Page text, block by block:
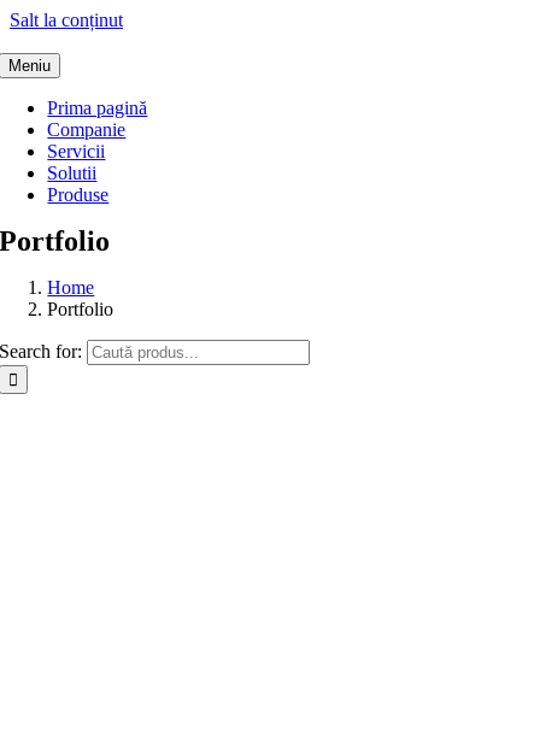
Salt la conținut
Meniu
Prima pagină
Companie
Servicii
Solutii
Produse
Portfolio
Home
Portfolio
Search for: